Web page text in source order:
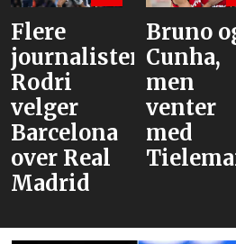
Real
Bruno og
Cunha,
men
venter
med